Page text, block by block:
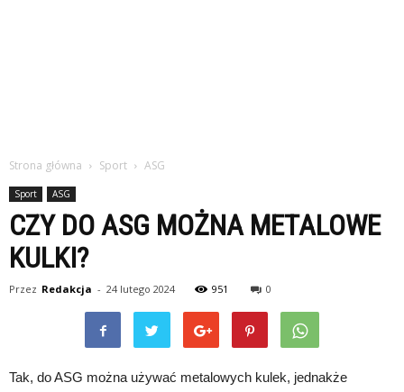
Strona główna Sport ASG
Sport ASG
CZY DO ASG MOŻNA METALOWE
KULKI?
Przez Redakcja - 24 lutego 2024 951 0
Tak, do ASG można używać metalowych kulek, jednakże